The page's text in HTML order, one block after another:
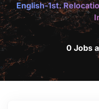
English-1st.
0 Jobs